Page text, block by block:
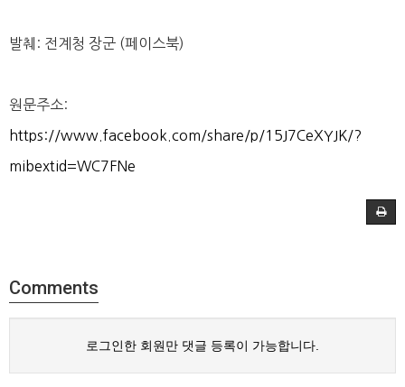
발췌: 전계청 장군 (페이스북)
원문주소:
https://www.facebook.com/share/p/15J7CeXYJK/?
mibextid=WC7FNe
Comments
로그인한 회원만 댓글 등록이 가능합니다.